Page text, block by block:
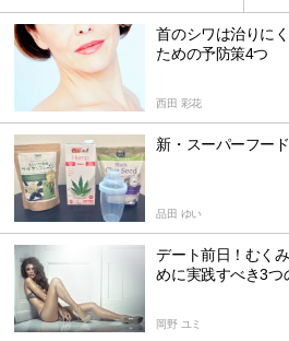
首のシワは治りに
ための予防策4つ
西田 彩花
新・スーパーフー
品田 ゆい
デート前日！むく
めに実践すべき3つ
岡野 ユミ